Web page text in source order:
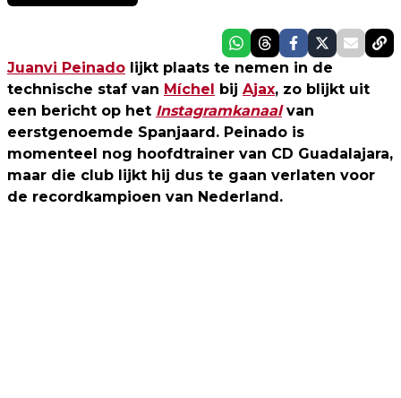
Juanvi Peinado lijkt plaats te nemen in de
technische staf van Míchel bij Ajax, zo blijkt uit
een bericht op het Instagramkanaalvan
eerstgenoemde Spanjaard. Peinado is
momenteel nog hoofdtrainer van CD Guadalajara,
maar die club lijkt hij dus te gaan verlaten voor
de recordkampioen van Nederland.